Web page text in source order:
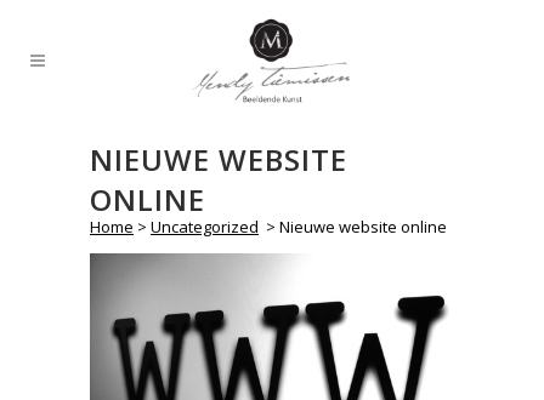
NIEUWE WEBSITE
ONLINE
Home > Uncategorized > Nieuwe website online